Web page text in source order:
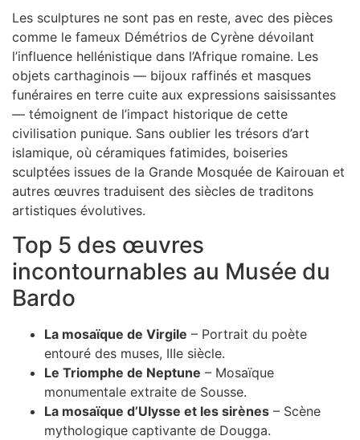
Les sculptures ne sont pas en reste, avec des pièces
comme le fameux Démétrios de Cyrène dévoilant
l’influence hellénistique dans l’Afrique romaine. Les
objets carthaginois — bijoux raffinés et masques
funéraires en terre cuite aux expressions saisissantes
— témoignent de l’impact historique de cette
civilisation punique. Sans oublier les trésors d’art
islamique, où céramiques fatimides, boiseries
sculptées issues de la Grande Mosquée de Kairouan et
autres œuvres traduisent des siècles de traditons
artistiques évolutives.
Top 5 des œuvres
incontournables au Musée du
Bardo
La mosaïque de Virgile – Portrait du poète
entouré des muses, IIIe siècle.
Le Triomphe de Neptune – Mosaïque
monumentale extraite de Sousse.
La mosaïque d’Ulysse et les sirènes – Scène
mythologique captivante de Dougga.